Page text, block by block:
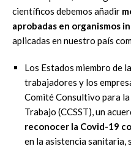
científicos debemos añadir
aprobadas en organismos
aplicadas en nuestro país
Los Estados miembro de
trabajadores y los
Comité Consultivo para la
Trabajo (CCSST), un
reconocer la Covid-19
en la asistencia sanitaria,